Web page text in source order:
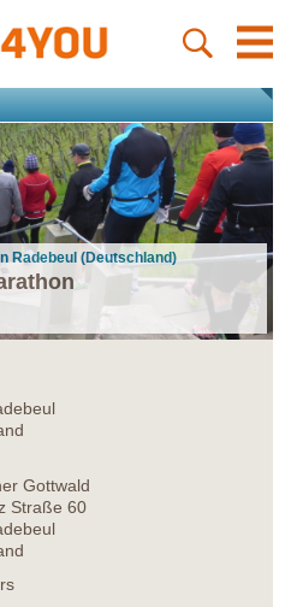
Radebeul (Deutschland)
Gottwald
Straße 60